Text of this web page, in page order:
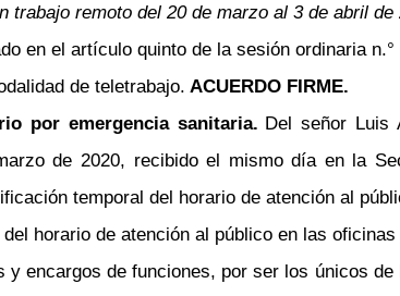
remoto del 20 de marzo al 3 de abril de
en el artículo quinto de la sesión ordinaria
de teletrabajo. ACUERDO FIRME.
por emergencia sanitaria. Del señor Luis
de 2020, recibido el mismo día en la
temporal del horario de atención al
horario de atención al público en las
encargos de funciones, por ser los únicos